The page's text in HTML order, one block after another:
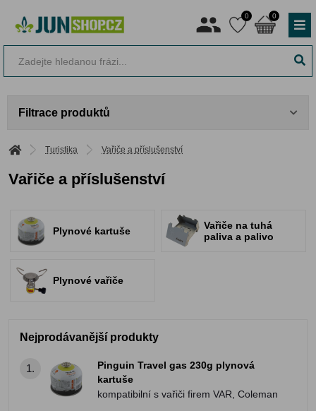
0 0
Filtrace produktů
Turistika Vařiče a příslušenství
Vařiče a příslušenství
Plynové kartuše
Vařiče na tuhá
paliva a palivo
Plynové vařiče
Nejprodávanější produkty
1.
Pinguin Travel gas 230g plynová
kartuše
kompatibilní s vařiči firem VAR, Coleman